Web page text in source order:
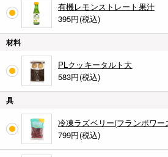
有機レモンストレート果汁
395円(税込)
材料
PLクッキータルト大
583円(税込)
具
冷凍ラズベリー(フランボワー
799円(税込)